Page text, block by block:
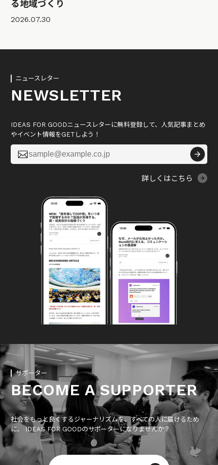
る地域づくり
2026.07.30
ニュースレター
NEWSLETTER
IDEAS FOR GOODニュースレターに無料登録して、人気記事まとめ
やイベント情報をGETしよう！

詳しくはこちら
サポーター
BECOME A SUPPORTER
社会をもっと良くするジャーナリズムを、すべての人に届けるため
に、 IDEAS FOR GOODのサポーターになりませんか？